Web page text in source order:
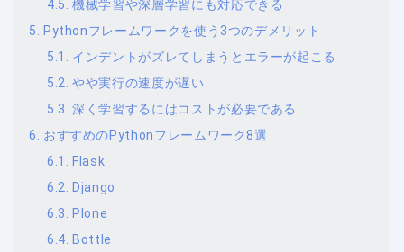
機械学習や深層学習にも対応できる
Pythonフレームワークを使う3つのデメリット
インデントがズレてしまうとエラーが起こる
やや実行の速度が遅い
深く学習するにはコストが必要である
おすすめのPythonフレームワーク8選
Flask
Django
Plone
Bottle